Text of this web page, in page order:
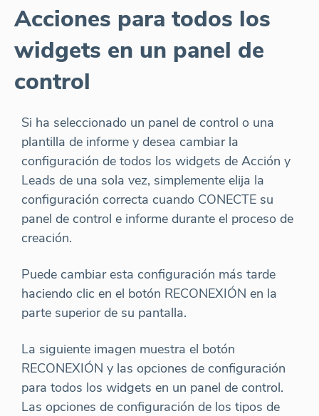
Acciones para todos los
widgets en un panel de
control
Si ha seleccionado un panel de control o una
plantilla de informe y desea cambiar la
configuración de todos los widgets de Acción y
Leads de una sola vez, simplemente elija la
configuración correcta cuando CONECTE su
panel de control e informe durante el proceso de
creación.
Puede cambiar esta configuración más tarde
haciendo clic en el botón RECONEXIÓN en la
parte superior de su pantalla.
La siguiente imagen muestra el botón
RECONEXIÓN y las opciones de configuración
para todos los widgets en un panel de control.
Las opciones de configuración de los tipos de